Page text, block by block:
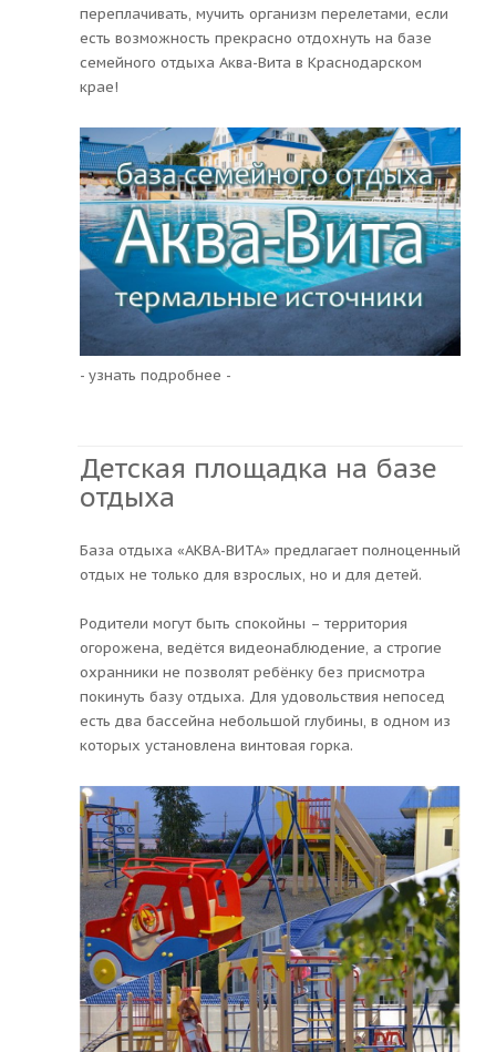
переплачивать, мучить организм перелетами, если
есть возможность прекрасно отдохнуть на базе
семейного отдыха Аква-Вита в Краснодарском
крае!
- узнать подробнее -
Детская площадка на базе
отдыха
База отдыха «АКВА-ВИТА» предлагает полноценный
отдых не только для взрослых, но и для детей.
Родители могут быть спокойны – территория
огорожена, ведётся видеонаблюдение, а строгие
охранники не позволят ребёнку без присмотра
покинуть базу отдыха. Для удовольствия непосед
есть два бассейна небольшой глубины, в одном из
которых установлена винтовая горка.